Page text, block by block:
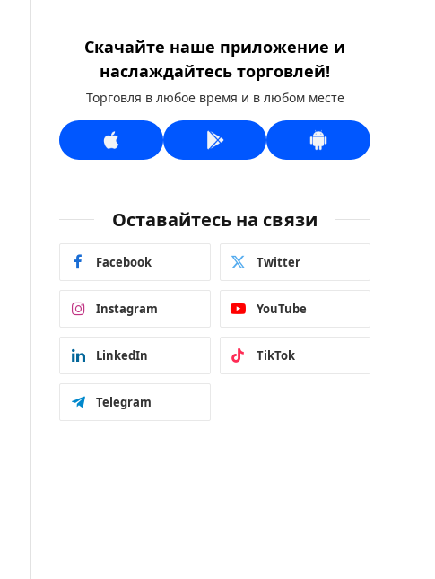
Скачайте наше приложение и
наслаждайтесь торговлей!
Торговля в любое время и в любом месте
Оставайтесь на связи
Facebook Twitter
Instagram YouTube
LinkedIn TikTok
Telegram